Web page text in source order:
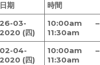
日期 時間
26-03-
2020 (四)
10:00am –
11:30am
02-04-
2020 (四)
10:00am –
11:30am